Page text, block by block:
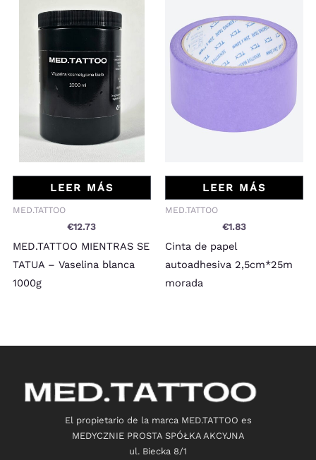
LEER MÁS
MED.TATTOO
€12.73
MED.TATTOO MIENTRAS SE
TATUA – Vaselina blanca
1000g
LEER MÁS
MED.TATTOO
€1.83
Cinta de papel
autoadhesiva 2,5cm*25m
morada
El propietario de la marca MED.TATTOO es
MEDYCZNIE PROSTA SPÓŁKA AKCYJNA
ul. Biecka 8/1